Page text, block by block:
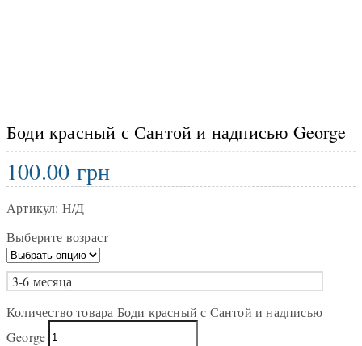
Боди красный с Сантой и надписью George
100.00грн
Артикул: Н/Д
Выберите возраст
3-6 месяца
Количество товара Боди красный с Сантой и надписью
George